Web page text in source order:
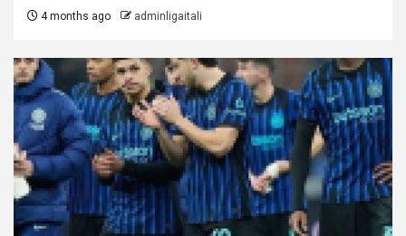
4 months ago adminligaitali